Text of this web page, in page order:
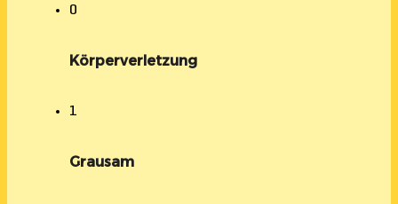
0
Körperverletzung
1
Grausam